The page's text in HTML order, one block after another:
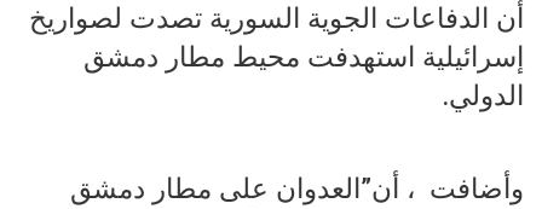
أن الدفاعات الجوية السورية تصدت لصواريخ
إسرائيلية استهدفت محيط مطار دمشق
الدولي.
وأضافت ، أن”العدوان على مطار دمشق